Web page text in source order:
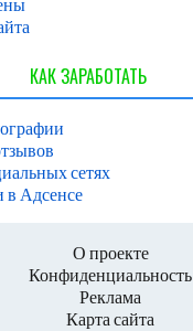
КАК ЗАРАБОТАТЬ
сетях
в Адсенсе
О проекте
Конфиденциальность
Реклама
Карта сайта